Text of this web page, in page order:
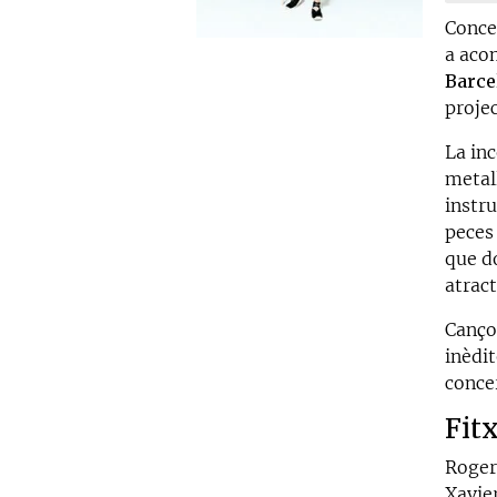
a
La
que